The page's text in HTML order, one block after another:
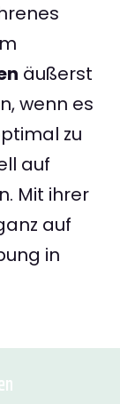
äußerst
wenn es
zu
auf
Mit ihrer
auf
in